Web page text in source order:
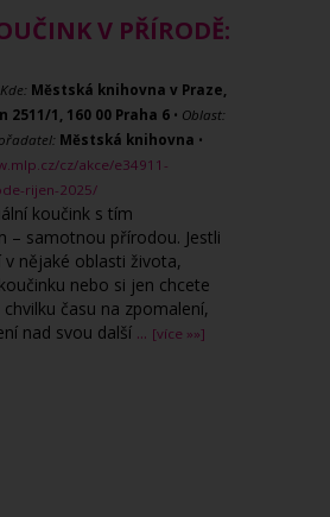
V PŘÍRODĚ:
Kde: Městská knihovna v Praze,
1, 160 00 Praha 6 • Oblast:
Městská knihovna •
cz/akce/e34911-
rijen-2025/
koučink s tím
– samotnou přírodou. Jestli
nějaké oblasti života,
nebo si jen chcete
času na zpomalení,
nad svou další ... [více »»]